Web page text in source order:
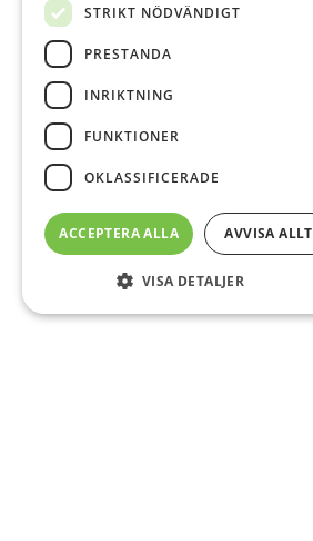
STRIKT NÖDVÄNDIGT
PRESTANDA
INRIKTNING
FUNKTIONER
OKLASSIFICERADE
ACCEPTERA ALLA AVVISA ALLT
VISA DETALJER